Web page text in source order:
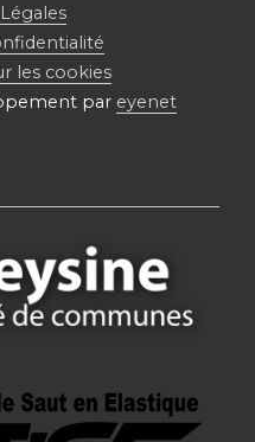
les cookies
par eyenet